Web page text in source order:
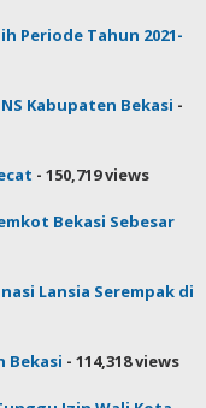
Periode Tahun 2021-
Kabupaten Bekasi -
- 150,719 views
Bekasi Sebesar
Lansia Serempak di
Bekasi - 114,318 views